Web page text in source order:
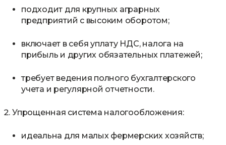
подходит для крупных аграрных
предприятий с высоким оборотом;
включает в себя уплату НДС, налога на
прибыль и других обязательных платежей;
требует ведения полного бухгалтерского
учета и регулярной отчетности.
Упрощенная система налогообложения:
идеальна для малых фермерских хозяйств;